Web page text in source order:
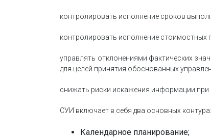
контролировать исполнение сроков
контролировать исполнение стоимостных
управлять отклонениями фактических
для целей принятия обоснованных
снижать риски искажения информации при
СУИ включает в себя два основных контура:
Календарное планирование;